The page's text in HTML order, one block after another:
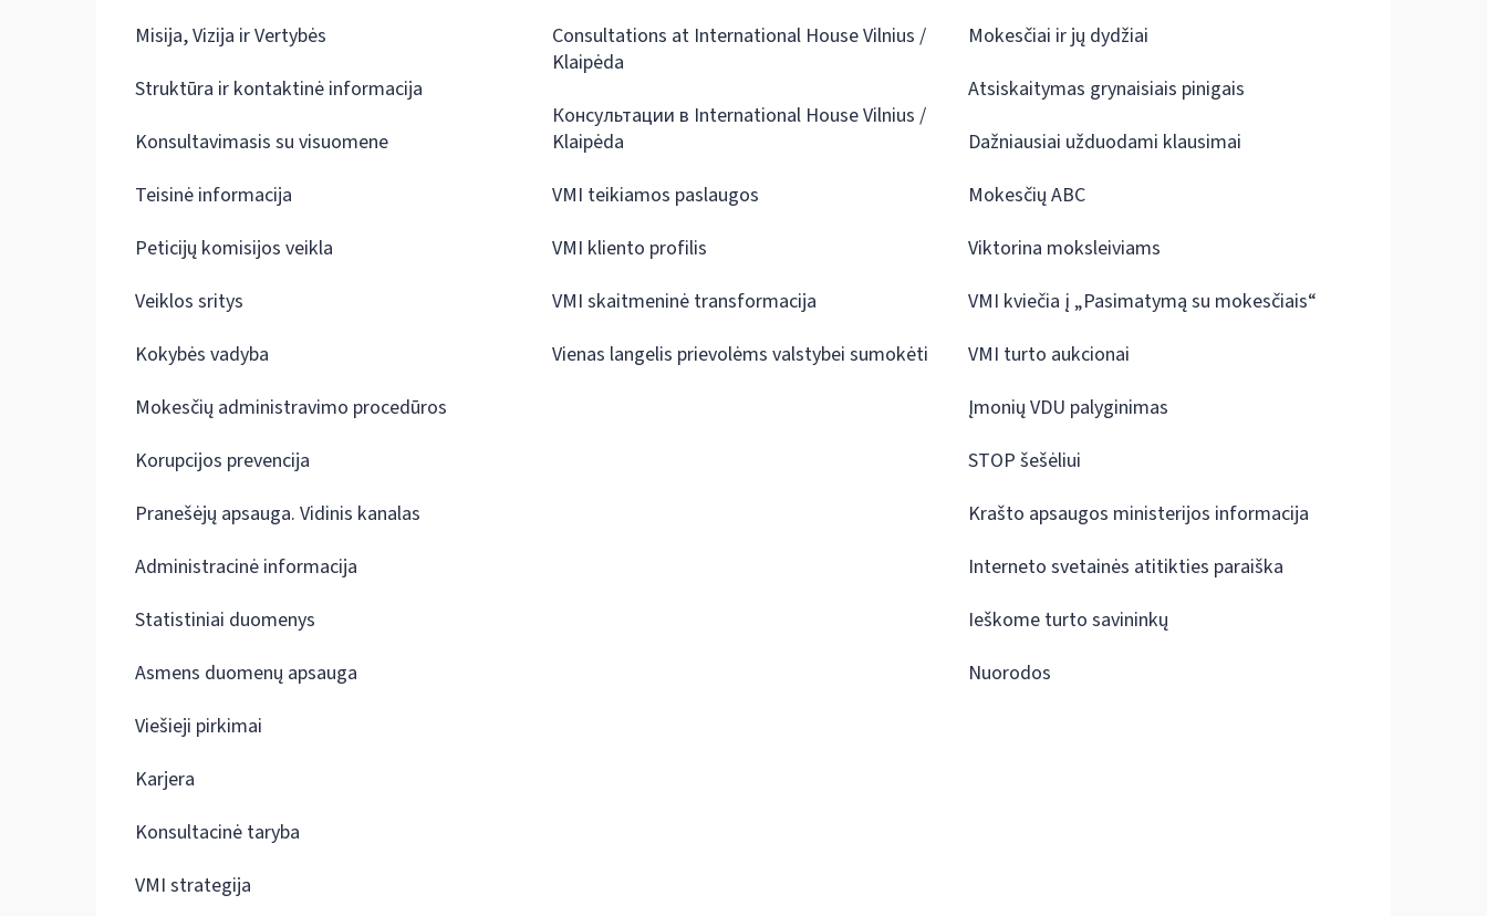
Misija, Vizija ir Vertybės
Struktūra ir kontaktinė informacija
Konsultavimasis su visuomene
Teisinė informacija
Peticijų komisijos veikla
Veiklos sritys
Kokybės vadyba
Mokesčių administravimo procedūros
Korupcijos prevencija
Pranešėjų apsauga. Vidinis kanalas
Administracinė informacija
Statistiniai duomenys
Asmens duomenų apsauga
Viešieji pirkimai
Karjera
Konsultacinė taryba
VMI strategija
Consultations at International House Vilnius /
Klaipėda
Консультации в International House Vilnius /
Klaipėda
VMI teikiamos paslaugos
VMI kliento profilis
VMI skaitmeninė transformacija
Vienas langelis prievolėms valstybei sumokėti
Mokesčiai ir jų dydžiai
Atsiskaitymas grynaisiais pinigais
Dažniausiai užduodami klausimai
Mokesčių ABC
Viktorina moksleiviams
VMI kviečia į „Pasimatymą su mokesčiais“
VMI turto aukcionai
Įmonių VDU palyginimas
STOP šešėliui
Krašto apsaugos ministerijos informacija
Interneto svetainės atitikties paraiška
Ieškome turto savininkų
Nuorodos